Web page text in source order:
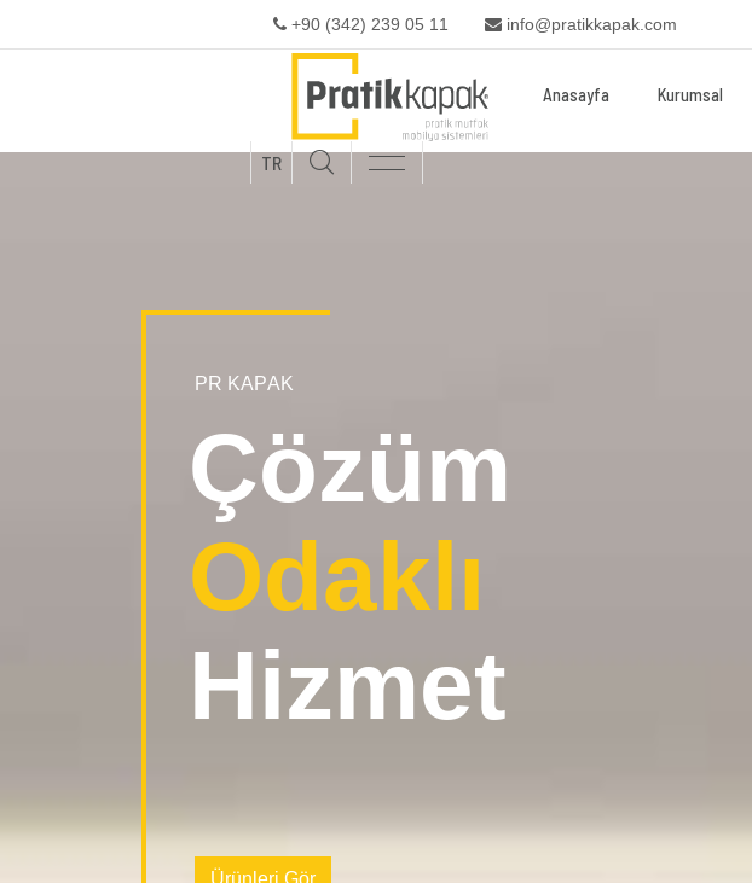
+90 (342) 239 05 11 info@pratikkapak.com
Anasayfa Kurumsal
TR
Çözüm
Odaklı
Hizmet
P R KA PA K
Ürünleri Gör